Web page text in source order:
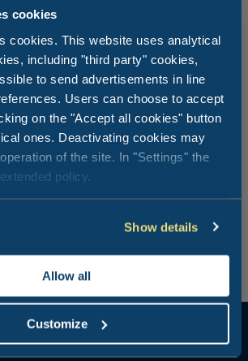
cookies
cookies. This website uses analytical
including "third party" cookies,
to send advertisements in line
Users can choose to accept
on the "Accept all cookies" button
ones. Deactivating cookies may
of the site. In "Settings" the
policy.
Show details
Allow all
Customize
en wetenschap in
stad van vrede, festivals en musea
geen gebrek aan culturele
gebied, met het Museum voor
Kunst, het Oorlogsmuseum en
en Archeologie, of
het muziekfestival Settenovecento
Oriente Occidente Dance
heeft ook een historisch centrum